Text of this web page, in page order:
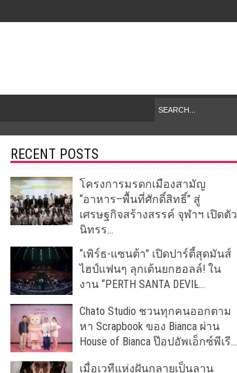
RECENT POSTS
โครงการมรดกเมืองสามัญ
“อาหาร–พื้นที่ศักดิ์สิทธิ์” สู่
เศรษฐกิจสร้างสรรค์ จุฬาฯ เปิดตัว
นิทรร...
“เพิร์ธ-แซนต้า” เปิดปาร์ตี้สุดมันส์
ไฮป์แฟนๆ ลุกเต้นยกฮอลล์! ใน
งาน “PERTH SANTA DEVIL̵...
Chato Studio ชวนทุกคนออกตาม
หา Scrapbook ของ Bianca ผ่าน
House of Bianca ป๊อปอัพเอ็กซ์พีเรี...
เมื่อเวทีแห่งฝันกลายเป็นลาน